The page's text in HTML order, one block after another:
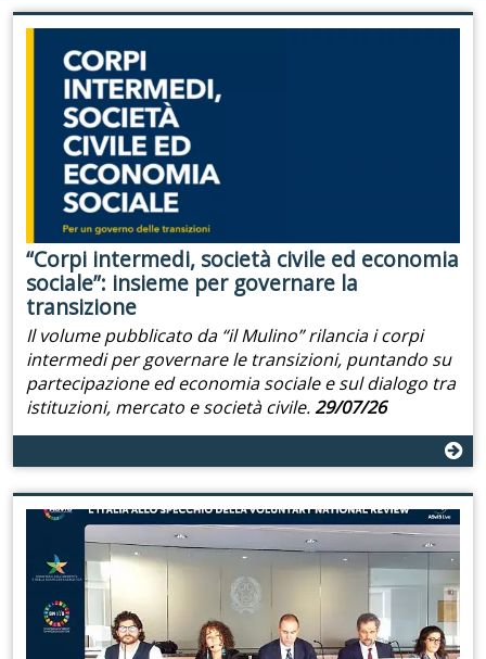
“Corpi intermedi, società civile ed economia
sociale”: insieme per governare la
transizione
Il volume pubblicato da “il Mulino” rilancia i corpi
intermedi per governare le transizioni, puntando su
partecipazione ed economia sociale e sul dialogo tra
istituzioni, mercato e società civile.29/07/26